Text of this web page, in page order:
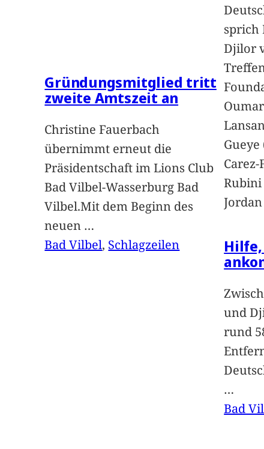
Gründungsmitglied tritt
zweite Amtszeit an
Christine Fauerbach
übernimmt erneut die
Präsidentschaft im Lions Club
Bad Vilbel-Wasserburg Bad
Vilbel.Mit dem Beginn des
neuen …
Bad Vilbel, Schlagzeilen
sprich
Djilor
Rubini
Hilfe,
und
rund
…
Bad